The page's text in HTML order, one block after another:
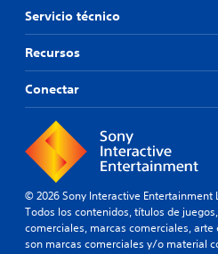
Servicio técnico
Recursos
Conectar
© 2026 Sony Interactive Entertainment
Todos los contenidos, títulos de
comerciales, marcas comerciales, arte
son marcas comerciales y/o material